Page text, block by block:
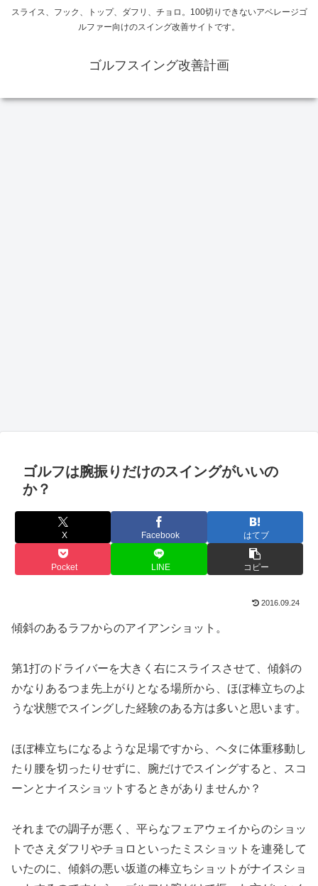
スライス、フック、トップ、ダフリ、チョロ。100切りできないアベレージゴ
ルファー向けのスイング改善サイトです。
ゴルフスイング改善計画
ゴルフは腕振りだけのスイングがいいの
か？
X Facebook はてブ
Pocket LINE コピー
2016.09.24
傾斜のあるラフからのアイアンショット。
第1打のドライバーを大きく右にスライスさせて、傾斜の
かなりあるつま先上がりとなる場所から、ほぼ棒立ちのよ
うな状態でスイングした経験のある方は多いと思います。
ほぼ棒立ちになるような足場ですから、ヘタに体重移動し
たり腰を切ったりせずに、腕だけでスイングすると、スコ
ーンとナイスショットするときがありませんか？
それまでの調子が悪く、平らなフェアウェイからのショッ
トでさえダフリやチョロといったミスショットを連発して
いたのに、傾斜の悪い坂道の棒立ちショットがナイスショ